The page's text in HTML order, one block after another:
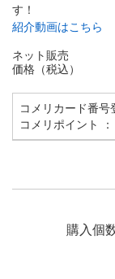
す！
紹介動画はこちら
ネット販売
価格（税込）
コメリカード番
コメリポイント ：
購入個